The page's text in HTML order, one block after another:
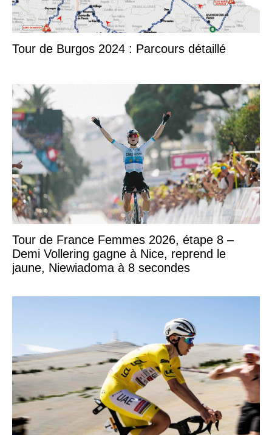
Tour de Burgos 2024 : Parcours détaillé
Tour de France Femmes 2026, étape 8 –
Demi Vollering gagne à Nice, reprend le
jaune, Niewiadoma à 8 secondes